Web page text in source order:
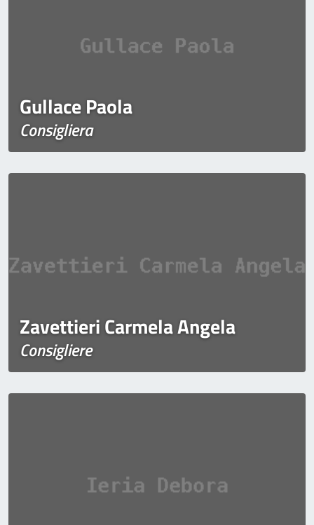
Gullace Paola
Consigliera
Zavettieri Carmela Angela
Consigliere